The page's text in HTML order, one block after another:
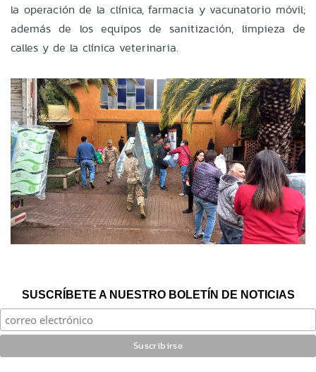
la operación de la clínica, farmacia y vacunatorio móvil;
además de los equipos de sanitización, limpieza de
calles y de la clínica veterinaria.
SUSCRÍBETE A NUESTRO BOLETÍN DE NOTICIAS